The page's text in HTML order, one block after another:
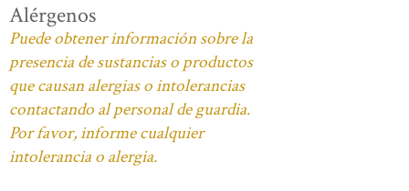
Alérgenos
Puede obtener información sobre la
presencia de sustancias o productos
que causan alergias o intolerancias
contactando al personal de guardia.
Por favor, informe cualquier
intolerancia o alergia.